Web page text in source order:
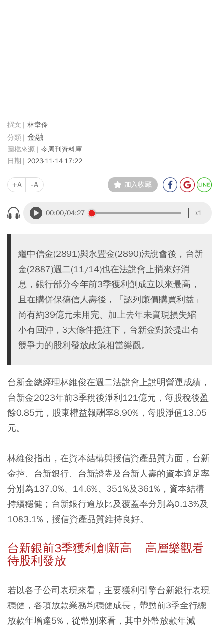
林韋伶
金融
今周刊資料庫
2023-11-14 17:22
+A -A 加入收藏
00:00/04:27 x1
繼中信金(2891)與永豐金(2890)法說會後，台新
金(2887)週二(11/14)也在法說會上捎來好消
息，銀行部分今年前3季獲利創成立以來最高，
且在購併保德信人壽後，「認列廉價購買利益」
尚有約39億元未用完、加上去年未實現損失縮
小有回沖，3大條件挹注下，台新金對於提出有
競爭力的股利發放政策相當樂觀。
台新金總經理林維俊在週二法說會上說明營運成績，
台新金2023年前3季稅後淨利121億元，每股稅後盈
餘0.85元，股東權益報酬率8.90%，每股淨值13.05
元。
林維俊指出，在資本結構與授信資產品質方面，台新
金控、台新銀行、台新證券及台新人壽的資本適足率
分別為137.0%、14.6%、351%及361%，資本結構
持續穩健；台新銀行逾放比及覆蓋率分別為0.13%及
1083.1%，授信資產品質維持良好。
台新銀前3季獲利創新高 高層樂觀看
待股利發放
若以各子公司表現來看，主要獲利引擎台新銀行表現
穩健，各項放款業務均穩健成長，帶動前3季全行總
放款年增達5%，從幣別來看，其中外幣放款年減